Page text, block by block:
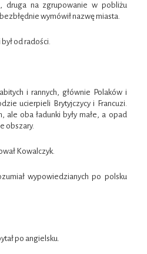
druga na zgrupowanie w pobliżu
wymówił nazwę miasta.
od radości.
i rannych, głównie Polaków i
ucierpieli Brytyjczycy i Francuzi.
ale oba ładunki były małe, a opad
obszary.
Kowalczyk.
wypowiedzianych po polsku
po angielsku.